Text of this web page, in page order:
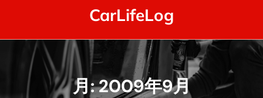
CarLifeLog
月:2009年9月